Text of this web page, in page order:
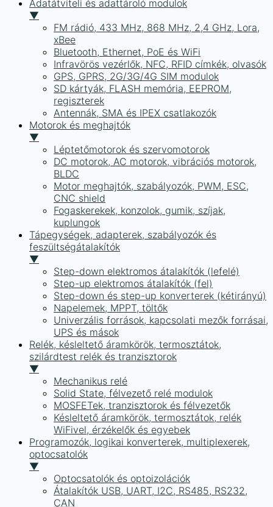
Adatátviteli és adattároló modulok
▼
FM rádió, 433 MHz, 868 MHz, 2,4 GHz, Lora,
xBee
Bluetooth, Ethernet, PoE és WiFi
Infravörös vezérlők, NFC, RFID címkék, olvasók
GPS, GPRS, 2G/3G/4G SIM modulok
SD kártyák, FLASH memória, EEPROM,
regiszterek
Antennák, SMA és IPEX csatlakozók
Motorok és meghajtók
▼
Léptetőmotorok és szervomotorok
DC motorok, AC motorok, vibrációs motorok,
BLDC
Motor meghajtók, szabályozók, PWM, ESC,
CNC shield
Fogaskerekek, konzolok, gumik, szíjak,
kuplungok
Tápegységek, adapterek, szabályozók és
feszültségátalakítók
▼
Step-down elektromos átalakítók (lefelé)
Step-up elektromos átalakítók (fel)
Step-down és step-up konverterek (kétirányú)
Napelemek, MPPT, töltők
Univerzális források, kapcsolati mezők forrásai,
UPS és mások
Relék, késleltető áramkörök, termosztátok,
szilárdtest relék és tranzisztorok
▼
Mechanikus relé
Solid State, félvezető relé modulok
MOSFETek, tranzisztorok és félvezetők
Késleltető áramkörök, termosztátok, relék
WiFivel, érzékelők és egyebek
Programozók, logikai konverterek, multiplexerek,
optocsatolók
▼
Optocsatolók és optoizolációk
Átalakítók USB, UART, I2C, RS485, RS232,
CAN